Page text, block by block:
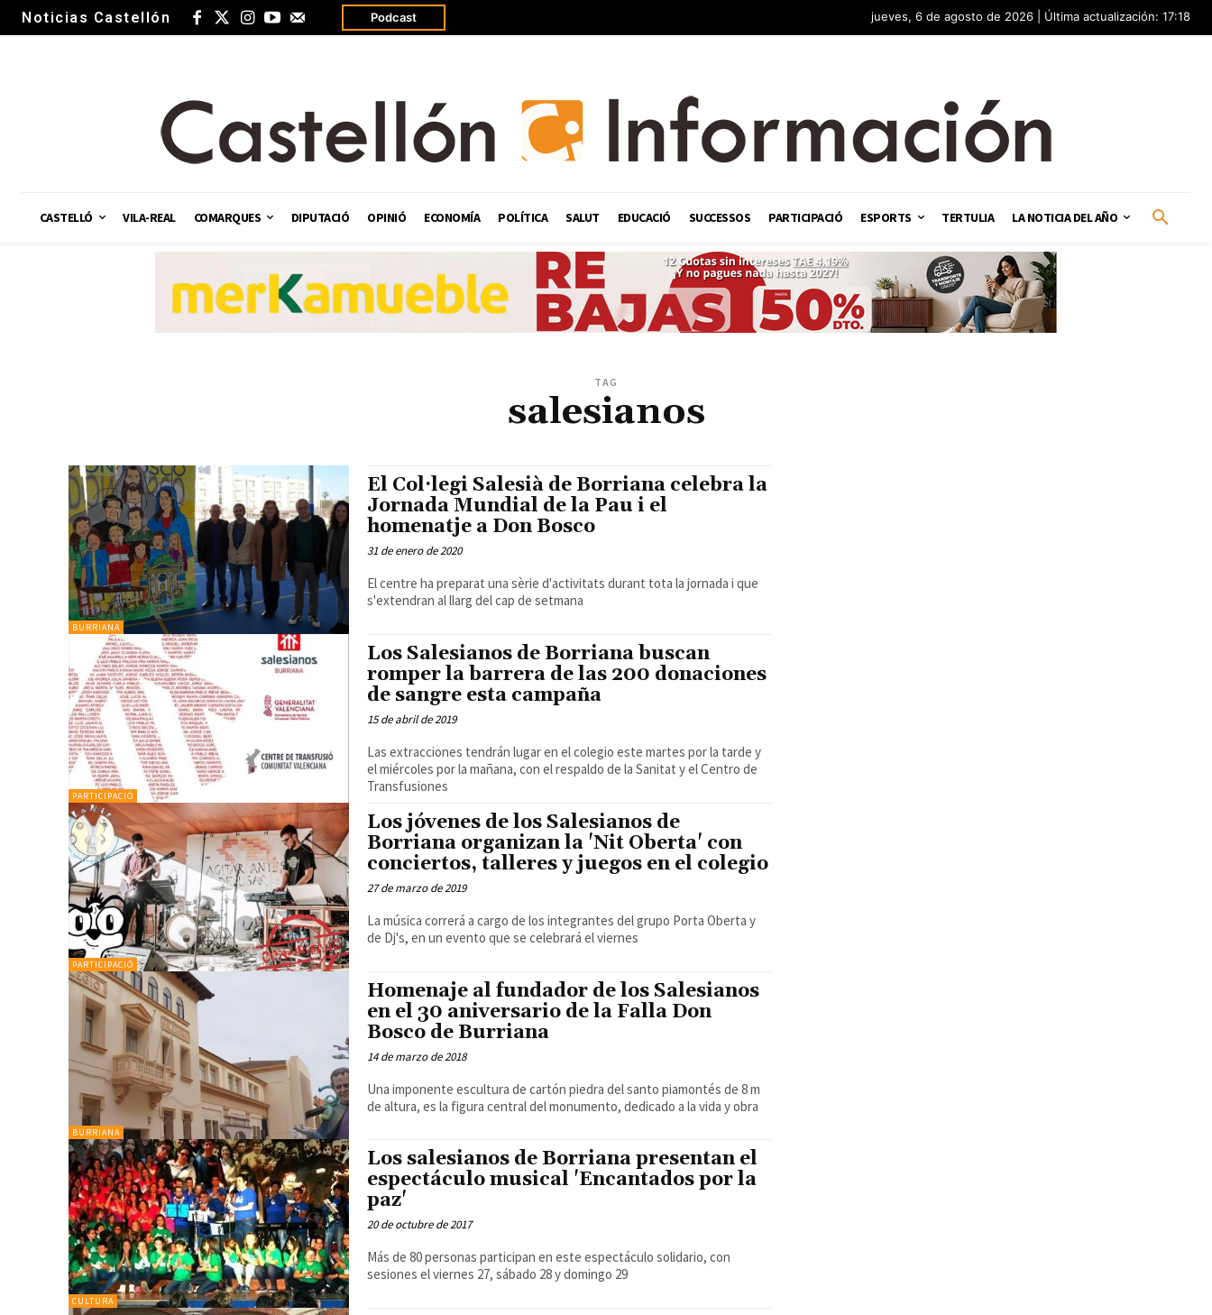
Noticias Castellón Podcast jueves, 6 de agosto de 2026 | Última actualización: 17:18
CASTELLÓ VILA-REAL COMARQUES DIPUTACIÓ OPINIÓ ECONOMÍA POLÍTICA SALUT EDUCACIÓ SUCCESSOS PARTICIPACIÓ ESPORTS TERTULIA LA NOTICIA DEL AÑO
TAG
salesianos
BURRIANA
El Col·legi Salesià de Borriana celebra la
Jornada Mundial de la Pau i el
homenatje a Don Bosco
31 de enero de 2020
El centre ha preparat una sèrie d'activitats durant tota la jornada i que
s'extendran al llarg del cap de setmana
PARTICIPACIÓ
Los Salesianos de Borriana buscan
romper la barrera de las 200 donaciones
de sangre esta campaña
15 de abril de 2019
Las extracciones tendrán lugar en el colegio este martes por la tarde y
el miércoles por la mañana, con el respaldo de la Sanitat y el Centro de
Transfusiones
PARTICIPACIÓ
Los jóvenes de los Salesianos de
Borriana organizan la 'Nit Oberta' con
conciertos, talleres y juegos en el colegio
27 de marzo de 2019
La música correrá a cargo de los integrantes del grupo Porta Oberta y
de Dj's, en un evento que se celebrará el viernes
BURRIANA
Homenaje al fundador de los Salesianos
en el 30 aniversario de la Falla Don
Bosco de Burriana
14 de marzo de 2018
Una imponente escultura de cartón piedra del santo piamontés de 8 m
de altura, es la figura central del monumento, dedicado a la vida y obra
CULTURA
Los salesianos de Borriana presentan el
espectáculo musical 'Encantados por la
paz'
20 de octubre de 2017
Más de 80 personas participan en este espectáculo solidario, con
sesiones el viernes 27, sábado 28 y domingo 29